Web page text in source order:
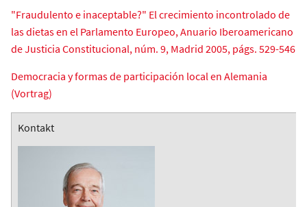
"Fraudulento e inaceptable?" El crecimiento incontrolado de
las dietas en el Parlamento Europeo, Anuario Iberoamericano
de Justicia Constitucional, núm. 9, Madrid 2005, págs. 529-546
Democracia y formas de participación local en Alemania
(Vortrag)
Kontakt